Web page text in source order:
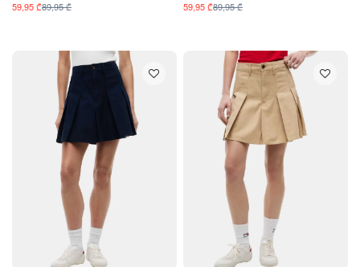
59,95 ₾89,95 ₾ 59,95 ₾89,95 ₾